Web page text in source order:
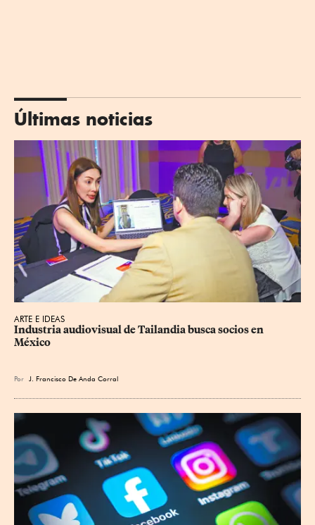
Últimas noticias
ARTE E IDEAS
Industria audiovisual de Tailandia busca socios en
México
Por J. Francisco De Anda Corral